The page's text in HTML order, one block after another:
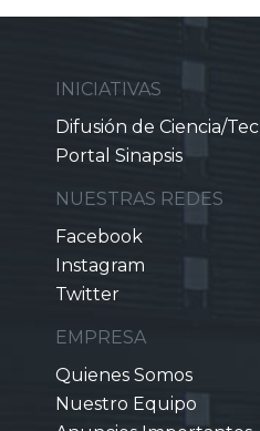
INICIATIVAS
Difusión de Ciencia/Tec
Portal Sinapsis
NUESTRAS REDES
Facebook
Instagram
Twitter
EMPRESA
Quienes Somos
Nuestro Equipo